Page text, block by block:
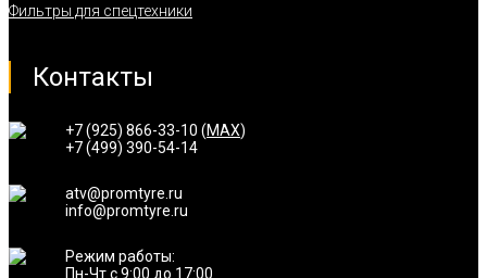
Фильтры для спецтехники
Контакты
+7 (925) 866-33-10 (MAX)
+7 (499) 390-54-14
atv@promtyre.ru
info@promtyre.ru
Режим работы:
Пн-Чт с 9:00 до 17:00